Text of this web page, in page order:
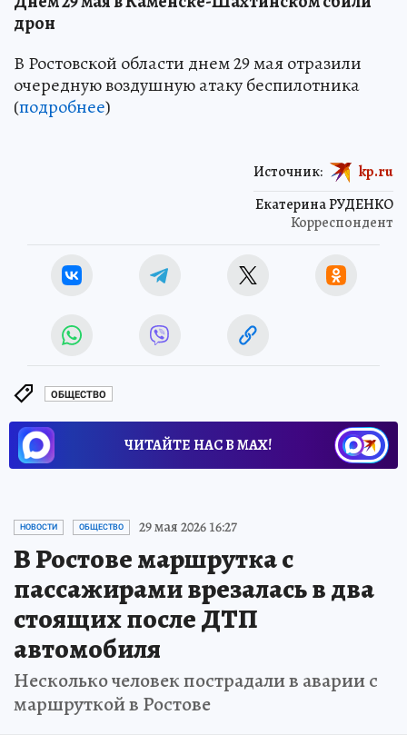
дрон
В Ростовской области днем 29 мая отразили
очередную воздушную атаку беспилотника
(подробнее)
Екатерина РУДЕНКО
Корреспондент
Источник: kp.ru
ОБЩЕСТВО
ЧИТАЙТЕ НАС В МАХ!
НОВОСТИ ОБЩЕСТВО 29 мая 2026 16:27
В Ростове маршрутка с
пассажирами врезалась в два
стоящих после ДТП
автомобиля
Несколько человек пострадали в аварии с
маршруткой в Ростове